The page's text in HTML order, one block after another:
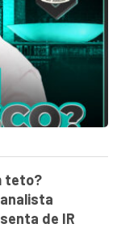
teto?
de IR